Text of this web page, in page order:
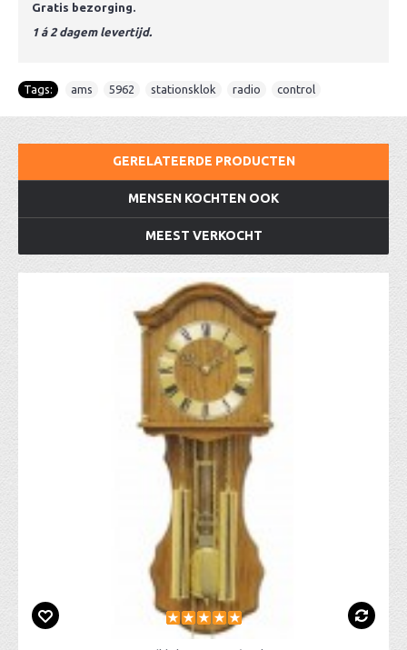
Gratis bezorging.
1 á 2 dagem levertijd.
Tags: ams 5962 stationsklok radio control
GERELATEERDE PRODUCTEN
MENSEN KOCHTEN OOK
MEEST VERKOCHT